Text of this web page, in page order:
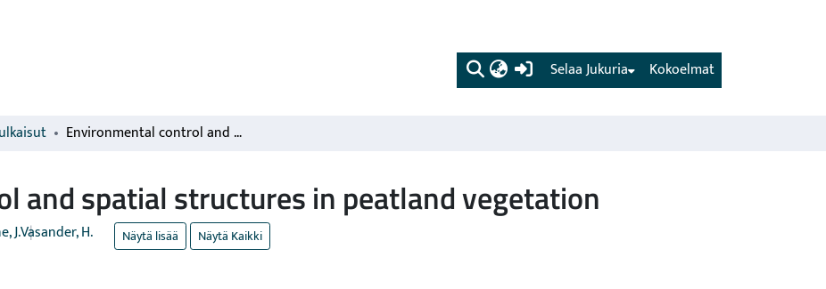
(current) Kokoelmat
Selaa Jukuria
Environmental control and spatial structures in peatland vegetation
and spatial structures in peatland vegetation
J.Vasander, H. Näytä lisää Näytä Kaikki